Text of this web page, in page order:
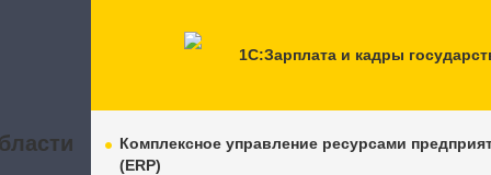
1С:Зарплата и кадры
Комплексное управление ресурсами
(ERP)